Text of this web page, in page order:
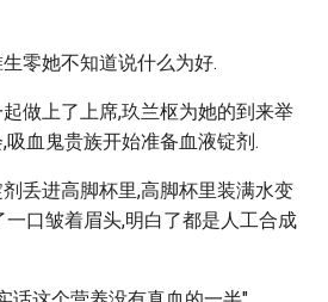
零她不知道说什么为好.
做上了上席,玖兰枢为她的到来举
血鬼贵族开始准备血液锭剂.
丢进高脚杯里,高脚杯里装满水变
口皱着眉头,明白了都是人工合成